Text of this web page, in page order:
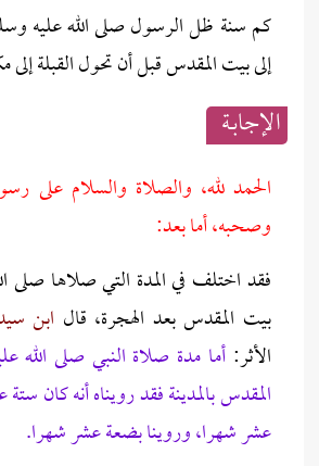
كم سنة ظل الرسول صلى الله عليه
إلى بيت المقدس قبل أن تحول القبلة إلى
الإجابــة
الحمد لله، والصلاة والسلام على
وصحبه، أما بعد:
فقد اختلف في المدة التي صلاها صلى
بيت المقدس بعد الهجرة، قال ابن
الأثر: أما مدة صلاة النبي صلى الله
المقدس بالمدينة فقد رويناه أنه كان
عشر شهرا، وروينا بضعة عشر شهرا.